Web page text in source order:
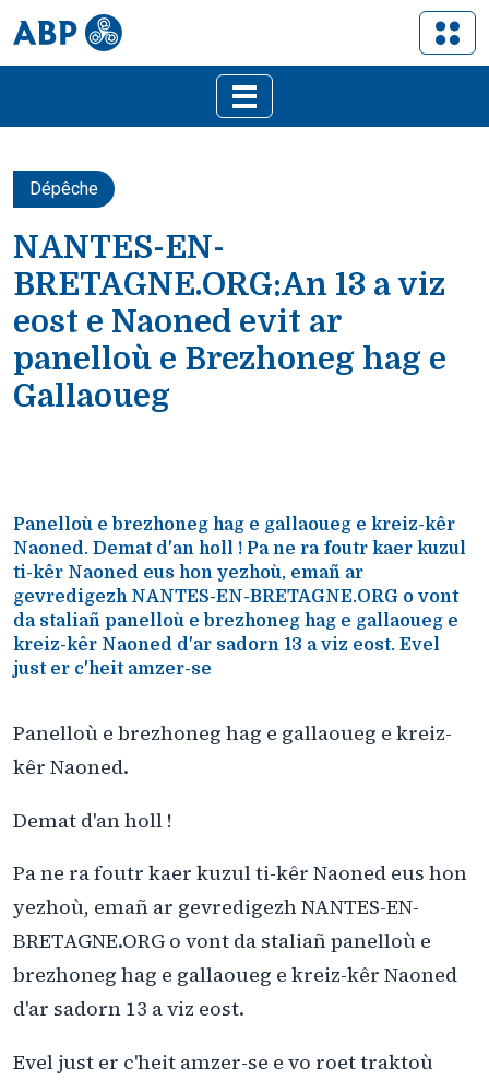
Dépêche
NANTES-EN-
BRETAGNE.ORG:An 13 a viz
eost e Naoned evit ar
panelloù e Brezhoneg hag e
Gallaoueg
Panelloù e brezhoneg hag e gallaoueg e kreiz-kêr
Naoned. Demat d'an holl ! Pa ne ra foutr kaer kuzul
ti-kêr Naoned eus hon yezhoù, emañ ar
gevredigezh NANTES-EN-BRETAGNE.ORG o vont
da staliañ panelloù e brezhoneg hag e gallaoueg e
kreiz-kêr Naoned d'ar sadorn 13 a viz eost. Evel
just er c'heit amzer-se
Panelloù e brezhoneg hag e gallaoueg e kreiz-
kêr Naoned.
Demat d'an holl !
Pa ne ra foutr kaer kuzul ti-kêr Naoned eus hon
yezhoù, emañ ar gevredigezh NANTES-EN-
BRETAGNE.ORG o vont da staliañ panelloù e
brezhoneg hag e gallaoueg e kreiz-kêr Naoned
d'ar sadorn 13 a viz eost.
Evel just er c'heit amzer-se e vo roet traktoù